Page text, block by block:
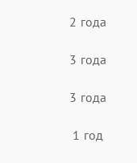
2 года
3 года
3 года
1 год